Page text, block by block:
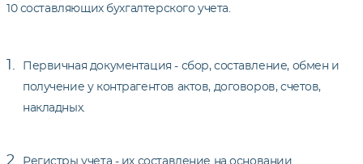
10 составляющих бухгалтерского учета.
Первичная документация - сбор, составление, обмен и
получение у контрагентов актов, договоров, счетов,
накладных.
Регистры учета - их составление на основании